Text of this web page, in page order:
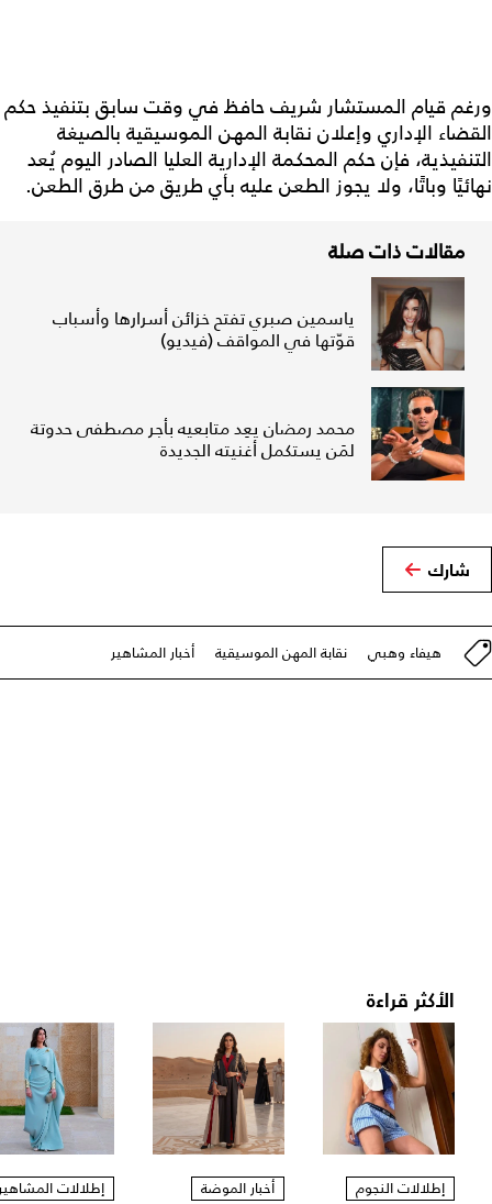
ورغم قيام المستشار شريف حافظ في وقت سابق بتنفيذ حكم
القضاء الإداري وإعلان نقابة المهن الموسيقية بالصيغة
التنفيذية، فإن حكم المحكمة الإدارية العليا الصادر اليوم يُعد
نهائيًا وباتًا، ولا يجوز الطعن عليه بأي طريق من طرق الطعن.
مقالات ذات صلة
ياسمين صبري تفتح خزائن أسرارها وأسباب
قوّتها في المواقف (فيديو)
محمد رمضان يعِد متابعيه بأجر مصطفى حدوتة
لمَن يستكمل أغنيته الجديدة
شارك
هيفاء وهبي نقابة المهن الموسيقية أخبار المشاهير
الأكثر قراءة
إطلالات النجوم أخبار الموضة إطلالات